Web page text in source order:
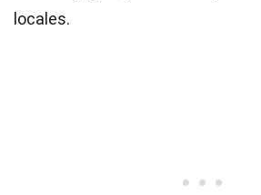
locales.